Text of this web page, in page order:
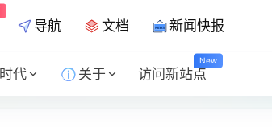
导航 文档 新闻快报
代 关于
New
访问新站点